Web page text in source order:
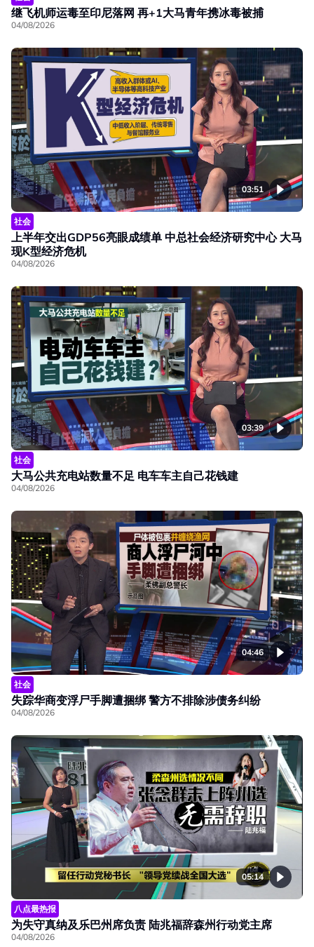
继飞机师运毒至印尼落网 再+1大马青年携冰毒被捕
04/08/2026
03:51
社会
上半年交出GDP56亮眼成绩单 中总社会经济研究中心 大马
现K型经济危机
04/08/2026
03:39
社会
大马公共充电站数量不足 电车车主自己花钱建
04/08/2026
04:46
社会
失踪华商变浮尸手脚遭捆绑 警方不排除涉债务纠纷
04/08/2026
05:14
八点最热报
为失守真纳及乐巴州席负责 陆兆福辞森州行动党主席
04/08/2026